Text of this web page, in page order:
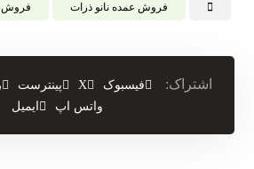
فروش عمده نانو ذرات فروش
فیسبوک X پینترست
واتس اپ
ایمیل